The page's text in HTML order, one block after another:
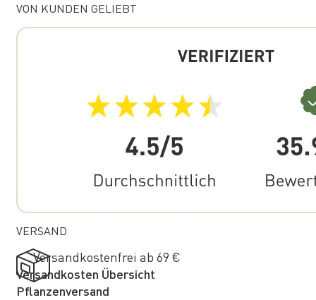
VERSAND
Versandkostenfrei ab 69 €
Versandkosten Übersicht
Pflanzenversand
VON KUNDEN GELIEBT